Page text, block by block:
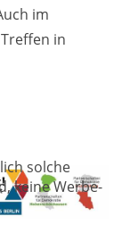
im
in
solche
keine Werbe-